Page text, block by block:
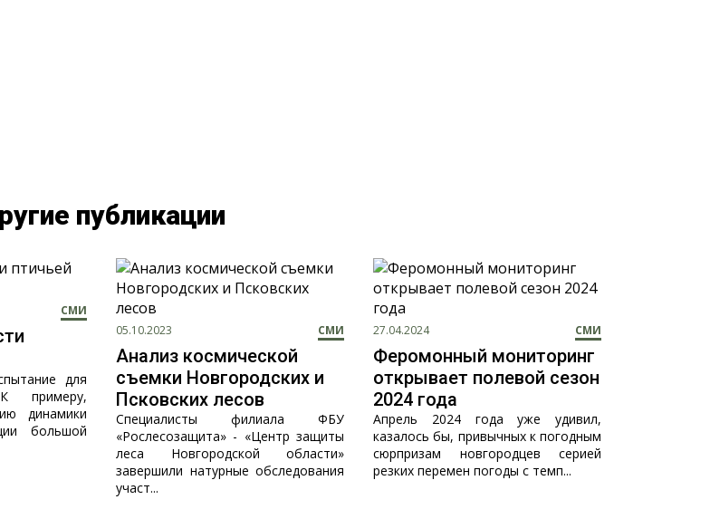
публикации
СМИ
для
примеру,
динамики
большой
05.10.2023 СМИ
Анализ космической
съемки Новгородских и
Псковских лесов
Специалисты филиала ФБУ
«Рослесозащита» - «Центр защиты
леса Новгородской области»
завершили натурные обследования
участ...
27.04.2024 СМИ
Феромонный мониторинг
открывает полевой сезон
2024 года
Апрель 2024 года уже удивил,
казалось бы, привычных к погодным
сюрпризам новгородцев серией
резких перемен погоды с темп...